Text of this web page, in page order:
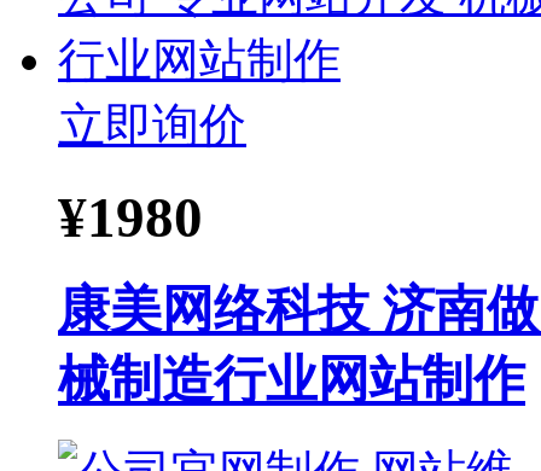
立即询价
¥1980
康美网络科技 济南
械制造行业网站制作